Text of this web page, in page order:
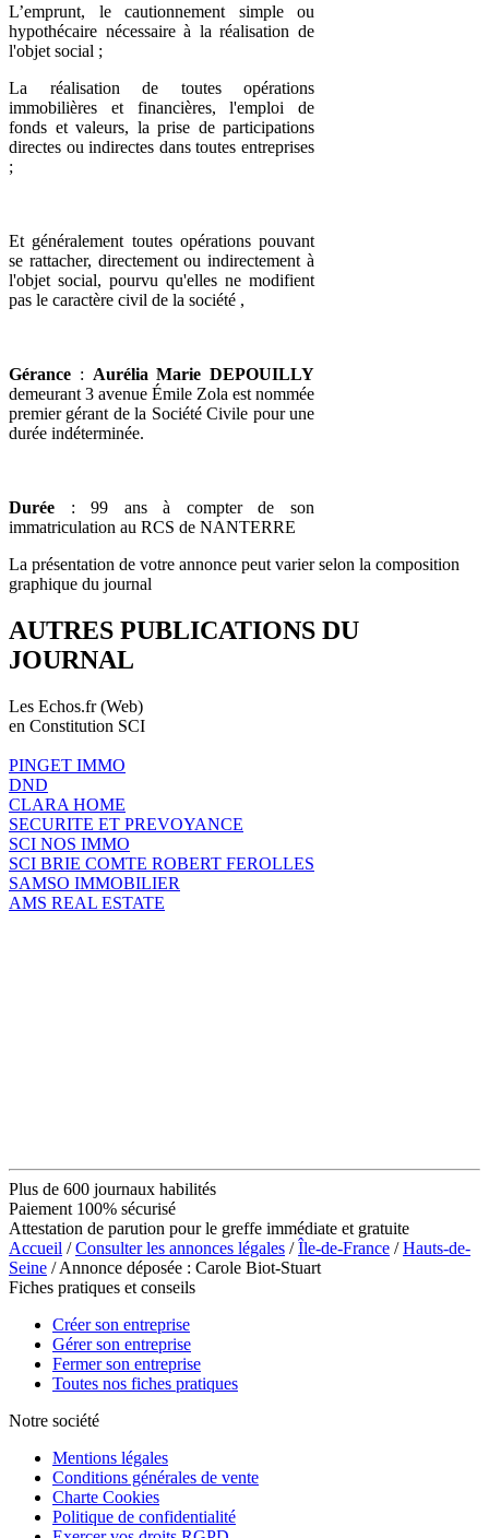
L’emprunt, le cautionnement simple ou
hypothécaire nécessaire à la réalisation de
l'objet social ;
La réalisation de toutes opérations
immobilières et financières, l'emploi de
fonds et valeurs, la prise de participations
directes ou indirectes dans toutes entreprises
;
Et généralement toutes opérations pouvant
se rattacher, directement ou indirectement à
l'objet social, pourvu qu'elles ne modifient
pas le caractère civil de la société ,
Gérance : Aurélia Marie DEPOUILLY
demeurant 3 avenue Émile Zola est nommée
premier gérant de la Société Civile pour une
durée indéterminée.
Durée : 99 ans à compter de son
immatriculation au RCS de NANTERRE
La présentation de votre annonce peut varier selon la composition
graphique du journal
AUTRES PUBLICATIONS DU
JOURNAL
Les Echos.fr (Web)
en Constitution SCI
PINGET IMMO
DND
CLARA HOME
SECURITE ET PREVOYANCE
SCI NOS IMMO
SCI BRIE COMTE ROBERT FEROLLES
SAMSO IMMOBILIER
AMS REAL ESTATE
Plus de 600 journaux habilités
Paiement 100% sécurisé
Attestation de parution pour le greffe immédiate et gratuite
Accueil /Consulter les annonces légales /Île-de-France /Hauts-de-
Seine / Annonce déposée : Carole Biot-Stuart
Fiches pratiques et conseils
Créer son entreprise
Gérer son entreprise
Fermer son entreprise
Toutes nos fiches pratiques
Notre société
Mentions légales
Conditions générales de vente
Charte Cookies
Politique de confidentialité